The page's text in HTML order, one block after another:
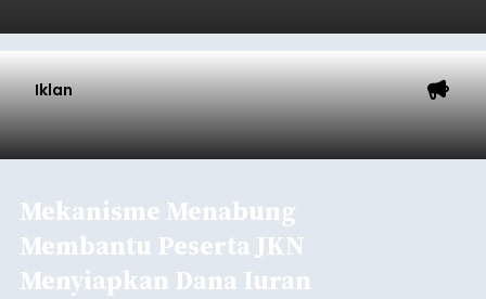
Iklan
Mekanisme Menabung
Membantu Peserta JKN
Menyiapkan Dana Iuran